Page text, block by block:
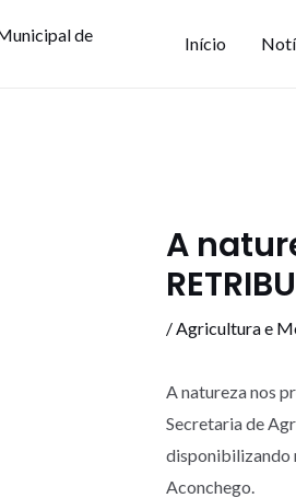
Início
A
/Agricultura e
A natureza nos
Secretaria de
disponibilizando
Aconchego.
Aberta